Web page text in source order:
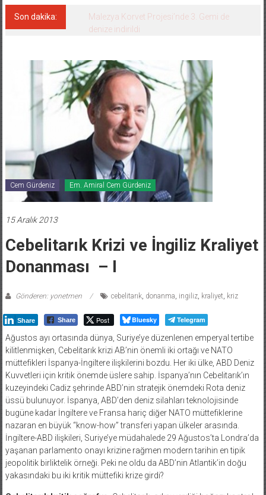
Son dakika:
Malezya Korvet Projesi’nde 3. Gemi de
denize indirildi
Cem Gürdeniz Em. Amiral Cem Gürdeniz
15 Aralık 2013
Cebelitarık Krizi ve İngiliz Kraliyet
Donanması – I
Gönderen: yonetmen cebelitarık, donanma, ingiliz, kraliyet, kriz
Share Share Post Bluesky Telegram
Ağustos ayı ortasında dünya, Suriye’ye düzenlenen emperyal tertibe
kilitlenmişken, Cebelitarık krizi AB’nin önemli iki ortağı ve NATO
müttefikleri İspanya-İngiltere ilişkilerini bozdu. Her iki ülke, ABD Deniz
Kuvvetleri için kritik önemde üslere sahip. İspanya’nın Cebelitarık’ın
kuzeyindeki Cadiz şehrinde ABD’nin stratejik önemdeki Rota deniz
üssü bulunuyor. İspanya, ABD’den deniz silahları teknolojisinde
bugüne kadar İngiltere ve Fransa hariç diğer NATO müttefiklerine
nazaran en büyük “know-how” transferi yapan ülkeler arasında.
İngiltere-ABD ilişkileri, Suriye’ye müdahalede 29 Ağustos’ta Londra’da
yaşanan parlamento onayı krizine rağmen modern tarihin en tipik
jeopolitik birliktelik örneği. Peki ne oldu da ABD’nin Atlantik’in doğu
yakasındaki bu iki kritik müttefiki krize girdi?